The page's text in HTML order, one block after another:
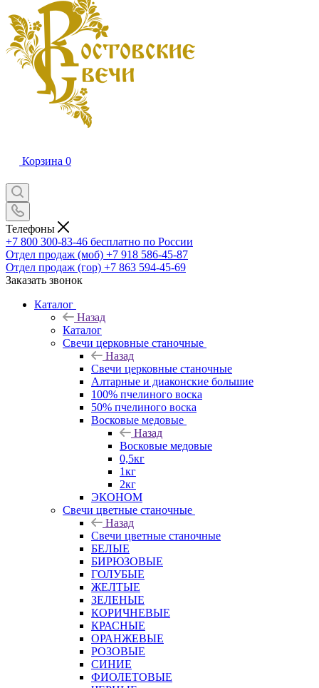
Корзина 0
Телефоны
+7 800 300-83-46 бесплатно по России
Отдел продаж (моб) +7 918 586-45-87
Отдел продаж (гор) +7 863 594-45-69
Заказать звонок
Каталог
Назад
Каталог
Свечи церковные станочные
Назад
Свечи церковные станочные
Алтарные и диаконские большие
100% пчелиного воска
50% пчелиного воска
Восковые медовые
Назад
Восковые медовые
0,5кг
1кг
2кг
ЭКОНОМ
Свечи цветные станочные
Назад
Свечи цветные станочные
БЕЛЫЕ
БИРЮЗОВЫЕ
ГОЛУБЫЕ
ЖЕЛТЫЕ
ЗЕЛЕНЫЕ
КОРИЧНЕВЫЕ
КРАСНЫЕ
ОРАНЖЕВЫЕ
РОЗОВЫЕ
СИНИЕ
ФИОЛЕТОВЫЕ